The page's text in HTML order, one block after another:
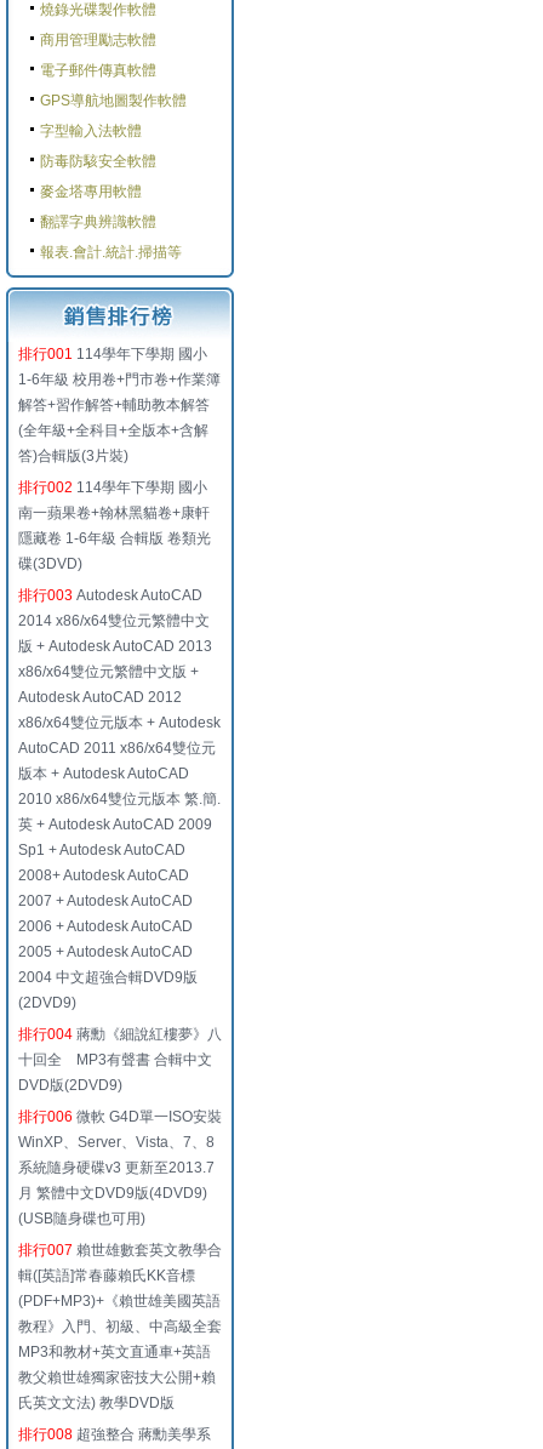
燒錄光碟製作軟體
商用管理勵志軟體
電子郵件傳真軟體
GPS導航地圖製作軟體
字型輸入法軟體
防毒防駭安全軟體
麥金塔專用軟體
翻譯字典辨識軟體
報表.會計.統計.掃描等
排行001 114學年下學期 國小
1-6年級 校用卷+門市卷+作業簿
解答+習作解答+輔助教本解答
(全年級+全科目+全版本+含解
答)合輯版(3片裝)
排行002 114學年下學期 國小
南一蘋果卷+翰林黑貓卷+康軒
隱藏卷 1-6年級 合輯版 卷類光
碟(3DVD)
排行003 Autodesk AutoCAD
2014 x86/x64雙位元繁體中文
版 + Autodesk AutoCAD 2013
x86/x64雙位元繁體中文版 +
Autodesk AutoCAD 2012
x86/x64雙位元版本 + Autodesk
AutoCAD 2011 x86/x64雙位元
版本 + Autodesk AutoCAD
2010 x86/x64雙位元版本 繁.簡.
英 + Autodesk AutoCAD 2009
Sp1 + Autodesk AutoCAD
2008+ Autodesk AutoCAD
2007 + Autodesk AutoCAD
2006 + Autodesk AutoCAD
2005 + Autodesk AutoCAD
2004 中文超強合輯DVD9版
(2DVD9)
排行004 蔣勳《細說紅樓夢》八
十回全 MP3有聲書 合輯中文
DVD版(2DVD9)
排行006 微軟 G4D單一ISO安裝
WinXP、Server、Vista、7、8
系統隨身硬碟v3 更新至2013.7
月 繁體中文DVD9版(4DVD9)
(USB隨身碟也可用)
排行007 賴世雄數套英文教學合
輯([英語]常春藤賴氏KK音標
(PDF+MP3)+《賴世雄美國英語
教程》入門、初級、中高級全套
MP3和教材+英文直通車+英語
教父賴世雄獨家密技大公開+賴
氏英文文法) 教學DVD版
排行008 超強整合 蔣勳美學系